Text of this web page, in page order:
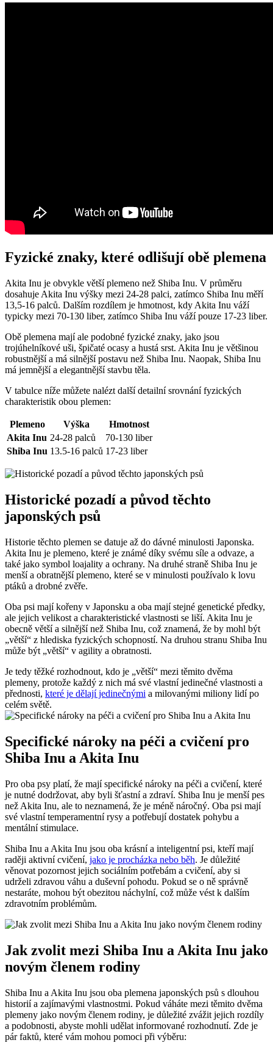
Fyzické znaky, které odlišují obě plemena
Akita Inu je obvykle větší plemeno než Shiba Inu. V průměru
dosahuje Akita Inu výšky mezi 24-28 palci, zatímco Shiba Inu měří
13,5-16 palců. Dalším rozdílem je hmotnost, kdy Akita Inu váží
typicky mezi 70-130 liber, zatímco Shiba Inu váží pouze 17-23 liber.
Obě plemena mají ale podobné fyzické znaky, jako jsou
trojúhelníkové uši, špičaté ocasy a hustá srst. Akita Inu je většinou
robustnější a má silnější postavu než Shiba Inu. Naopak, Shiba Inu
má jemnější a elegantnější stavbu těla.
V tabulce níže můžete nalézt další detailní srovnání fyzických
charakteristik obou plemen:
Plemeno Výška
Hmotnost
Akita Inu 24-28 palců
70-130 liber
Shiba Inu 13.5-16 palců 17-23 liber
Historické pozadí a původ těchto
japonských psů
Historie těchto plemen se datuje až do dávné minulosti Japonska.
Akita Inu je plemeno, které je známé díky svému síle a odvaze, a
také jako symbol loajality a ochrany. Na druhé straně Shiba Inu je
menší a obratnější plemeno, které se v minulosti používalo k lovu
ptáků a drobné zvěře.
Oba psi mají kořeny v Japonsku a oba mají stejné genetické předky,
ale jejich velikost a charakteristické vlastnosti se liší. Akita Inu je
obecně větší a silnější než Shiba Inu, což znamená, že by mohl být
„větší“ z hlediska fyzických schopností. Na druhou stranu Shiba Inu
může být „větší“ v agility a obratnosti.
Je tedy těžké rozhodnout, kdo je „větší“ mezi těmito dvěma
plemeny, protože každý z nich má své vlastní jedinečné vlastnosti a
přednosti, které je dělají jedinečnými a milovanými miliony lidí po
celém světě.
Specifické nároky na péči a cvičení pro
Shiba Inu a Akita Inu
Pro oba psy platí, že mají specifické nároky na péči a cvičení, které
je nutné dodržovat, aby byli šťastní a zdraví. Shiba Inu je menší pes
než Akita Inu, ale to neznamená, že je méně náročný. Oba psi mají
své vlastní temperamentní rysy a potřebují dostatek pohybu a
mentální stimulace.
Shiba Inu a Akita Inu jsou oba krásní a inteligentní psi, kteří mají
raději aktivní cvičení, jako je procházka nebo běh. Je důležité
věnovat pozornost jejich sociálním potřebám a cvičení, aby si
udrželi zdravou váhu a duševní pohodu. Pokud se o ně správně
nestaráte, mohou být obezitou náchylní, což může vést k dalším
zdravotním problémům.
Jak zvolit mezi Shiba Inu a Akita Inu jako
novým členem rodiny
Shiba Inu a Akita Inu jsou oba plemena japonských psů s dlouhou
historií a zajímavými vlastnostmi. Pokud váháte mezi těmito dvěma
plemeny jako novým členem rodiny, je důležité zvážit jejich rozdíly
a podobnosti, abyste mohli udělat informované rozhodnutí. Zde je
pár faktů, které vám mohou pomoci při výběru: